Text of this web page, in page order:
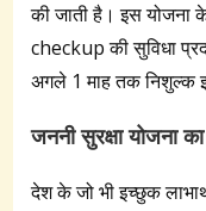
की जाती है। इस योजना
checkup की सुविधा
अगले 1 माह तक निशुल्क
जननी सुरक्षा योजना
देश के जो भी इच्छुक